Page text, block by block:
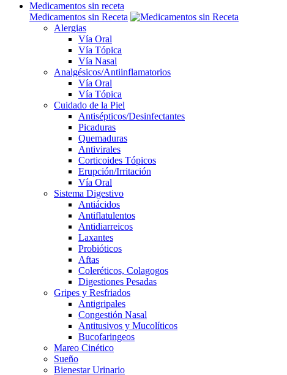
Medicamentos sin receta
Medicamentos sin Receta
Alergias
Vía Oral
Vía Tópica
Vía Nasal
Analgésicos/Antiinflamatorios
Vía Oral
Vía Tópica
Cuidado de la Piel
Antisépticos/Desinfectantes
Picaduras
Quemaduras
Antivirales
Corticoides Tópicos
Erupción/Irritación
Vía Oral
Sistema Digestivo
Antiácidos
Antiflatulentos
Antidiarreicos
Laxantes
Probióticos
Aftas
Coleréticos, Colagogos
Digestiones Pesadas
Gripes y Resfriados
Antigripales
Congestión Nasal
Antitusivos y Mucolíticos
Bucofaringeos
Mareo Cinético
Sueño
Bienestar Urinario